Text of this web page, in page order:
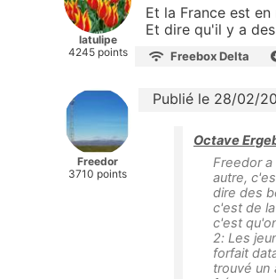
latulipe
4245 points
Et la France est
Et dire qu'il y a
Freebox Delta
Freedor
3710 points
Publié le 28/02/
Octave
Freedor
autre,
dire des
c'est de
c'est
2: Les
forfait
trouvé un